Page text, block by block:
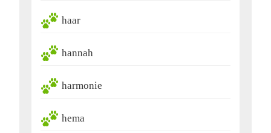
haar
hannah
harmonie
hema